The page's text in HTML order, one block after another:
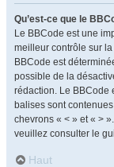
Qu’est-ce que le
Le BBCode est une
meilleur contrôle sur la
BBCode est
possible de la
rédaction. Le BBCode
balises sont
chevrons « < » et « >
veuillez consulter le
Haut